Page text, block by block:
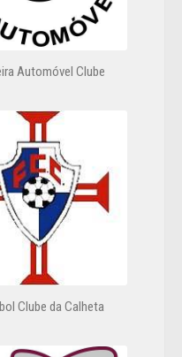
Automóvel Clube
Clube da Calheta